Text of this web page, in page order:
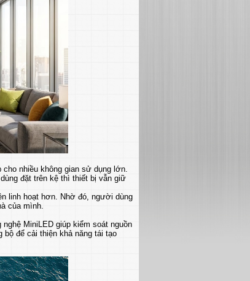
nhiều không gian sử dụng lớn.
đặt trên kệ thì thiết bị vẫn giữ
linh hoạt hơn. Nhờ đó, người dùng
của mình.
MiniLED giúp kiểm soát nguồn
để cải thiện khả năng tái tạo